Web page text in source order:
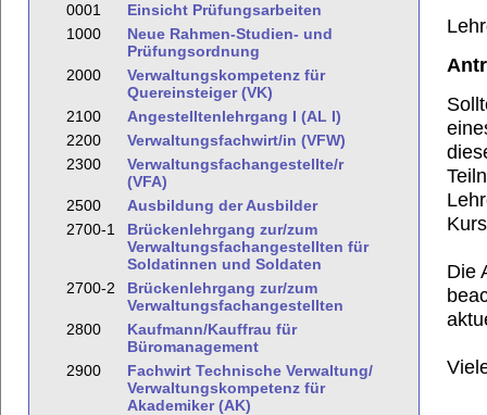
0001
Einsicht Prüfungsarbeiten
1000
Neue Rahmen-Studien- und
Prüfungsordnung
2000
Verwaltungskompetenz für
Quereinsteiger (VK)
2100
Angestelltenlehrgang I (AL I)
2200
Verwaltungsfachwirt/in (VFW)
2300
Verwaltungsfachangestellte/r
(VFA)
2500
Ausbildung der Ausbilder
2700-1
Brückenlehrgang zur/zum
Verwaltungsfachangestellten für
Soldatinnen und Soldaten
2700-2
Brückenlehrgang zur/zum
Verwaltungsfachangestellten
2800
Kaufmann/Kauffrau für
Büromanagement
2900
Fachwirt Technische Verwaltung/
Verwaltungskompetenz für
Akademiker (AK)
Die